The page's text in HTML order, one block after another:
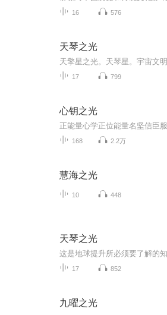
16 576
天琴之光
17 799
心钥之光
168 2.2万
慧海之光
10 448
天琴之光
17 852
九曜之光